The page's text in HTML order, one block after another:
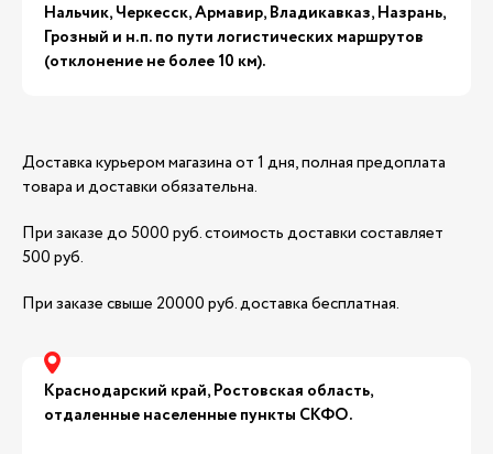
Нальчик, Черкесск, Армавир, Владикавказ, Назрань,
Грозный и н.п. по пути логистических маршрутов
(отклонение не более 10 км).
Доставка курьером магазина от 1 дня, полная предоплата
товара и доставки обязательна.
При заказе до 5000 руб. стоимость доставки составляет
500 руб.
При заказе свыше 20000 руб. доставка бесплатная.
Краснодарский край, Ростовская область,
отдаленные населенные пункты СКФО.